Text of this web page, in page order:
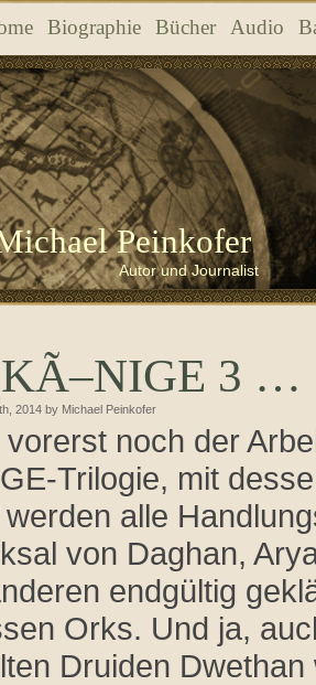
Biographie Bücher Audio
Peinkofer
Autor und Journalist
KÃ–NIGE 3 …
2014 by Michael Peinkofer
vorerst noch der
Trilogie, mit
werden alle
von Daghan,
endgültig
Orks. Und ja,
Druiden